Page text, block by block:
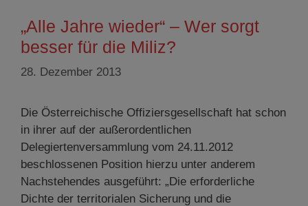
„Alle Jahre wieder“ – Wer sorgt
besser für die Miliz?
28. Dezember 2013
Die Österreichische Offiziersgesellschaft hat schon
in ihrer auf der außerordentlichen
Delegiertenversammlung vom 24.11.2012
beschlossenen Position hierzu unter anderem
Nachstehendes ausgeführt: „Die erforderliche
Dichte der territorialen Sicherung und die